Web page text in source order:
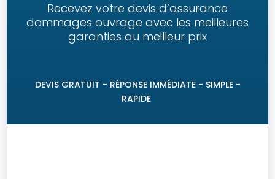
Recevez votre devis d’assurance
dommages ouvrage avec les meilleures
garanties au meilleur prix
DEVIS GRATUIT - RÉPONSE IMMÉDIATE- SIMPLE -
RAPIDE